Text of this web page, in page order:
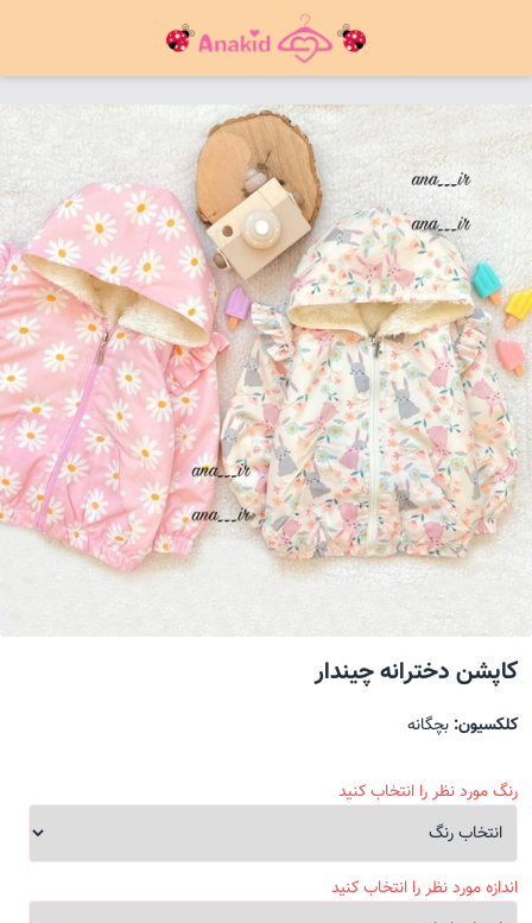
کاپشن دخترانه چیندار
کلکسیون: بچگانه
رنگ مورد نظر را انتخاب کنید
اندازه مورد نظر را انتخاب کنید